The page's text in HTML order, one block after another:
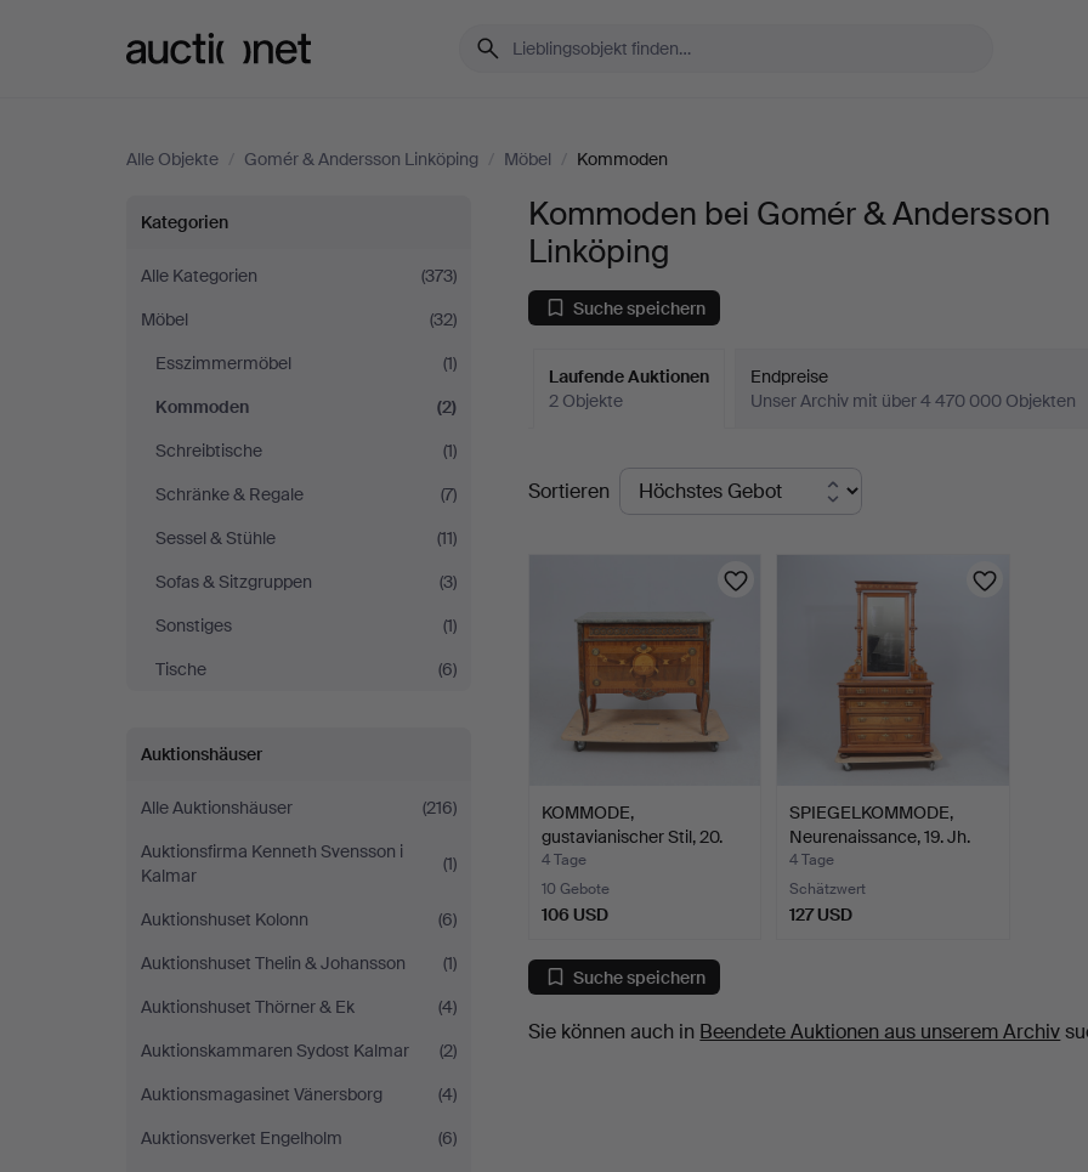
Alle Objekte / Gomér & Andersson Linköping / Möbel / Kommoden
Kommoden
bei
Gomér
Andersson
Linköping
Kategorien
Alle Kategorien
(373)
Möbel
(32)
Esszimmermöbel
(1)
Kommoden
(2)
Schreibtische
(1)
Schränke & Regale
(7)
Sessel & Stühle
(11)
Sofas & Sitzgruppen
(3)
Sonstiges
(1)
Tische
(6)
Auktionshäuser
Alle Auktionshäuser
(216)
Auktionsfirma Kenneth Svensson i
Kalmar
(1)
Auktionshuset Kolonn
(6)
Auktionshuset Thelin & Johansson
(1)
Auktionshuset Thörner & Ek
(4)
Auktionskammaren Sydost Kalmar
(2)
Auktionsmagasinet Vänersborg
(4)
Auktionsverket Engelholm
(6)
Kommoden bei Gomér & Andersson
Linköping
Suche speichern
Laufende Auktionen
2 Objekte
Endpreise
Unser Archiv mit über 4 470 000 Objekten
Laufende
Auktionen
Sortieren
KOMMODE,
gustavianischer Stil, 20.
Jahrhun…
4 Tage
10 Gebote
106 USD
SPIEGELKOMMODE,
Neurenaissance, 19. Jh.
4 Tage
Schätzwert
127 USD
Suche speichern
Sie können auch in Beendete Auktionen aus unserem Archiv